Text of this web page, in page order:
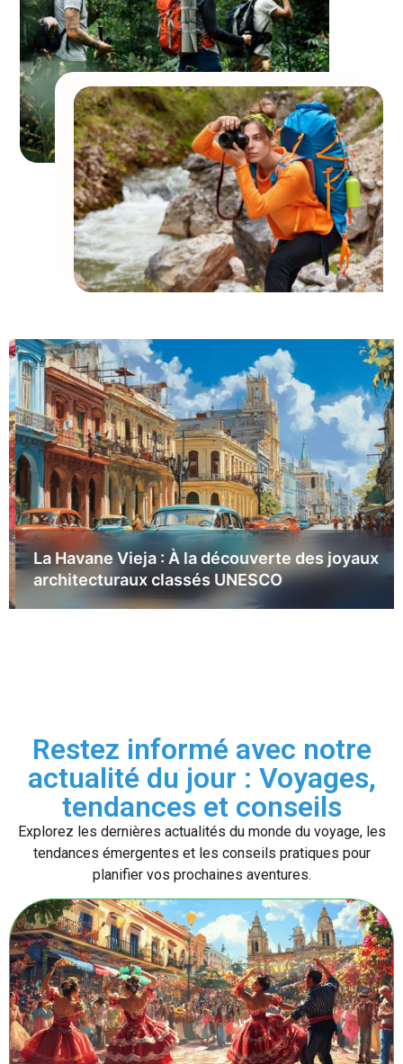
La Havane Vieja : À la découverte des joyaux
architecturaux classés UNESCO
Restez informé avec notre
actualité du jour : Voyages,
tendances et conseils
Explorez les dernières actualités du monde du voyage, les
tendances émergentes et les conseils pratiques pour
planifier vos prochaines aventures.